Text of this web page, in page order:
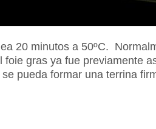
20 minutos a 50ºC.
foie gras ya fue previamente
pueda formar una terrina